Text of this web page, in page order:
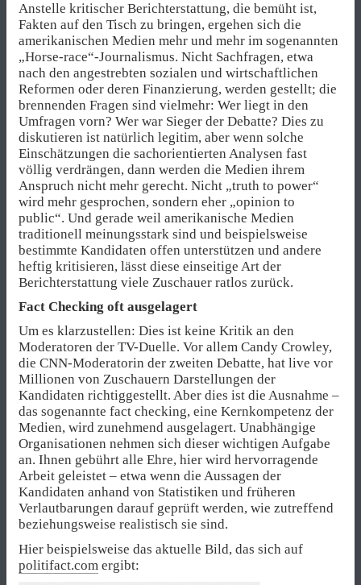
Anstelle kritischer Berichterstattung, die bemüht ist,
Fakten auf den Tisch zu bringen, ergehen sich die
amerikanischen Medien mehr und mehr im sogenannten
„Horse-race“-Journalismus. Nicht Sachfragen, etwa
nach den angestrebten sozialen und wirtschaftlichen
Reformen oder deren Finanzierung, werden gestellt; die
brennenden Fragen sind vielmehr: Wer liegt in den
Umfragen vorn? Wer war Sieger der Debatte? Dies zu
diskutieren ist natürlich legitim, aber wenn solche
Einschätzungen die sachorientierten Analysen fast
völlig verdrängen, dann werden die Medien ihrem
Anspruch nicht mehr gerecht. Nicht „truth to power“
wird mehr gesprochen, sondern eher „opinion to
public“. Und gerade weil amerikanische Medien
traditionell meinungsstark sind und beispielsweise
bestimmte Kandidaten offen unterstützen und andere
heftig kritisieren, lässt diese einseitige Art der
Berichterstattung viele Zuschauer ratlos zurück.
Fact Checking oft ausgelagert
Um es klarzustellen: Dies ist keine Kritik an den
Moderatoren der TV-Duelle. Vor allem Candy Crowley,
die CNN-Moderatorin der zweiten Debatte, hat live vor
Millionen von Zuschauern Darstellungen der
Kandidaten richtiggestellt. Aber dies ist die Ausnahme –
das sogenannte fact checking, eine Kernkompetenz der
Medien, wird zunehmend ausgelagert. Unabhängige
Organisationen nehmen sich dieser wichtigen Aufgabe
an. Ihnen gebührt alle Ehre, hier wird hervorragende
Arbeit geleistet – etwa wenn die Aussagen der
Kandidaten anhand von Statistiken und früheren
Verlautbarungen darauf geprüft werden, wie zutreffend
beziehungsweise realistisch sie sind.
Hier beispielsweise das aktuelle Bild, das sich auf
politifact.com ergibt: